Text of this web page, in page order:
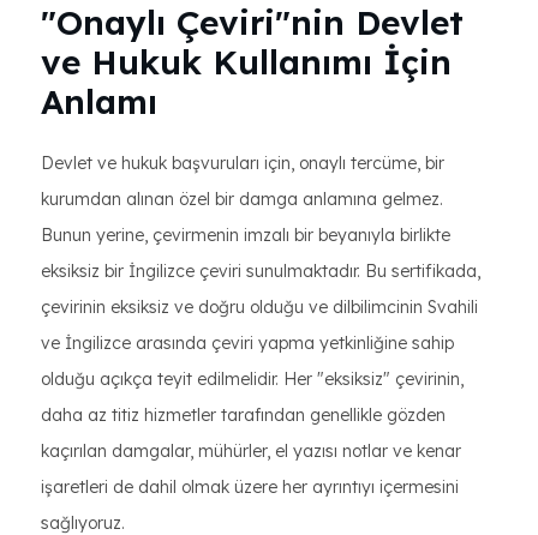
"Onaylı Çeviri"nin Devlet
ve Hukuk Kullanımı İçin
Anlamı
Devlet ve hukuk başvuruları için, onaylı tercüme, bir
kurumdan alınan özel bir damga anlamına gelmez.
Bunun yerine, çevirmenin imzalı bir beyanıyla birlikte
eksiksiz bir İngilizce çeviri sunulmaktadır. Bu sertifikada,
çevirinin eksiksiz ve doğru olduğu ve dilbilimcinin Svahili
ve İngilizce arasında çeviri yapma yetkinliğine sahip
olduğu açıkça teyit edilmelidir. Her "eksiksiz" çevirinin,
daha az titiz hizmetler tarafından genellikle gözden
kaçırılan damgalar, mühürler, el yazısı notlar ve kenar
işaretleri de dahil olmak üzere her ayrıntıyı içermesini
sağlıyoruz.